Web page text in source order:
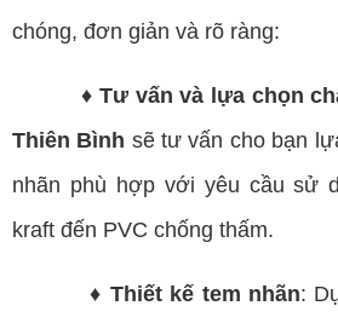
chóng, đơn giản và rõ ràng:
♦ Tư vấn và lựa chọn
Thiên Bình sẽ tư vấn cho bạn
nhãn phù hợp với yêu cầu sử
kraft đến PVC chống thấm.
♦ Thiết kế tem nhãn: